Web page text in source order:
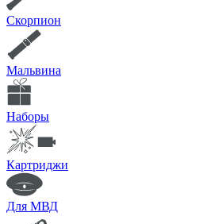
Скорпион
Мальвина
Наборы
Картриджи
Для МВД